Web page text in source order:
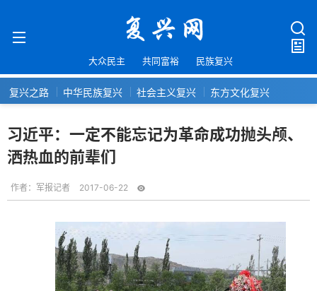
大众民主 共同富裕 民族复兴
复兴之路 中华民族复兴 社会主义复兴 东方文化复兴
习近平：一定不能忘记为革命成功抛头颅、
洒热血的前辈们
作者： 军报记者 2017-06-22